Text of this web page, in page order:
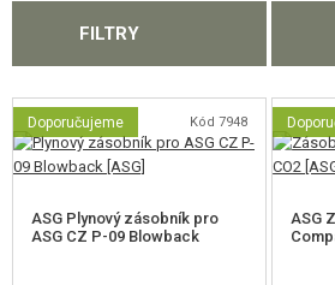
KULIČKY, PLYN
ZÁSOBNÍKY, PLNIČKY
ZÁSOBNÍKY PRO PLYNOVÉ ZBRANĚ
FILTRY
Doporučujeme Kód 7948
ASG Plynový zásobník pro
ASG CZ P-09 Blowback
ASG